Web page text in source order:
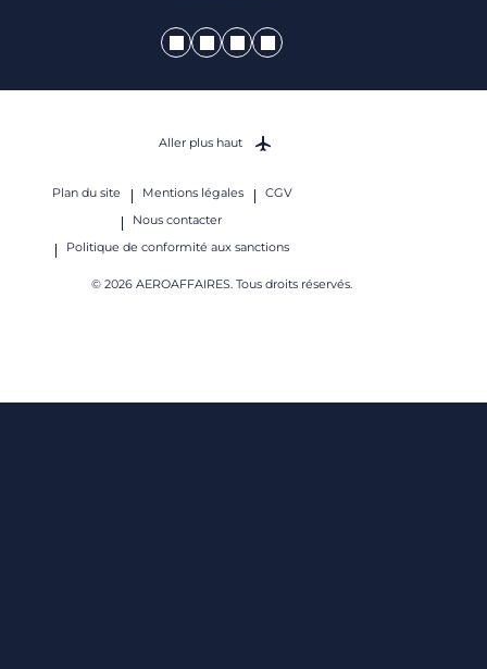
Plan du site Mentions légales
CGV
Nous contacter
Politique de conformité aux sanctions
© 2026 AEROAFFAIRES. Tous droits réservés.
Aller plus haut